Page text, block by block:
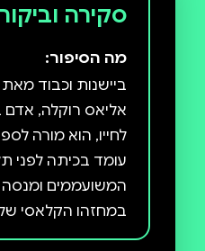
סקירה
מה הסיפור:
ביישנות וכבוד
אליאס רוקלה,
לחייו, הוא מורה
עומד בכיתה לפני
המשועממים ומנסה
במחזהו הקלאסי של
אבן יסוד במורשת